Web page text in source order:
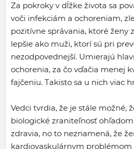
Za pokroky v dĺžke života sa
voči infekciám a ochoreniam,
pozitívne správania, ktoré ženy
lepšie ako muži, ktorí sú pri
nezodpovednejší. Umierajú
ochorenia, za čo vďačia menej
fajčeniu. Takisto sa u nich viac
Vedci tvrdia, že je stále možné,
biologické zraniteľnosť
zdravia, no to neznamená, že
kardiovaskulárnym